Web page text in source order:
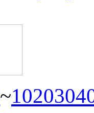
~102030